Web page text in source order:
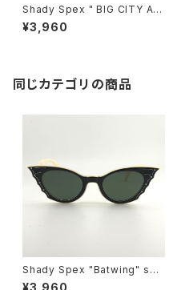
Shady Spex " BIG CITY AF
TER DARK " Hidden Charm
s:Black w/Polarized G15 le
¥3,960
同じカテゴリの商品
Shady Spex "Batwing" sun
glasses, Cream w/Black p
¥3,960